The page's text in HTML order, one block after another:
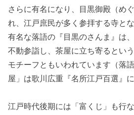
さらに有名になり、目黒御殿（め
れ、江戸庶民が多く参拝する寺とな
有名な落語の『目黒のさんま』は
不動参詣し、茶屋に立ち寄るとい
モチーフともいわれています（落
屋」は歌川広重『名所江戸百選』
江戸時代後期には「富くじ」も行